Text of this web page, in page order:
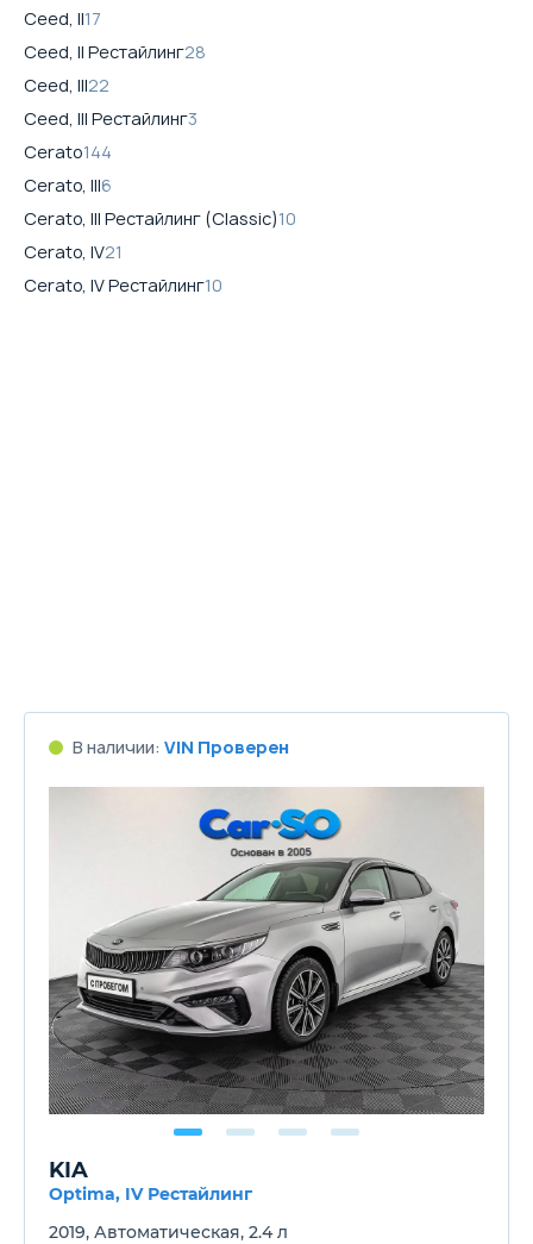
Ceed, II17
Ceed, II Рестайлинг28
Ceed, III22
Ceed, III Рестайлинг3
Cerato144
Cerato, III6
Cerato, III Рестайлинг (Classic)10
Cerato, IV21
Cerato, IV Рестайлинг10
В наличии: VIN Проверен
KIA
Optima, IV Рестайлинг
2019, Автоматическая, 2.4 л